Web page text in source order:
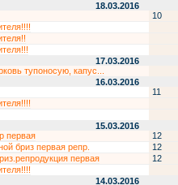
18.03.2016
10
17.03.2016
тупоносую, капус...
16.03.2016
11
15.03.2016
первая
12
бриз первая репр.
12
первая
12
14.03.2016